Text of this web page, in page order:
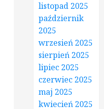
listopad 2025
październik
2025
wrzesień 2025
sierpień 2025
lipiec 2025
czerwiec 2025
maj 2025
kwiecień 2025